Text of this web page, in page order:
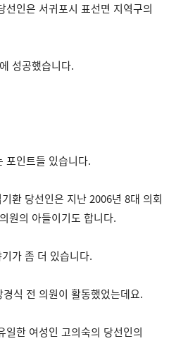
선인은 서귀포시 표선면 지역구의
성공했습니다.
포인트들 있습니다.
환 당선인은 지난 2006년 8대 의회
원의 아들이기도 합니다.
가 좀 더 있습니다.
식 전 의원이 활동했었는데요.
일한 여성인 고의숙의 당선인의